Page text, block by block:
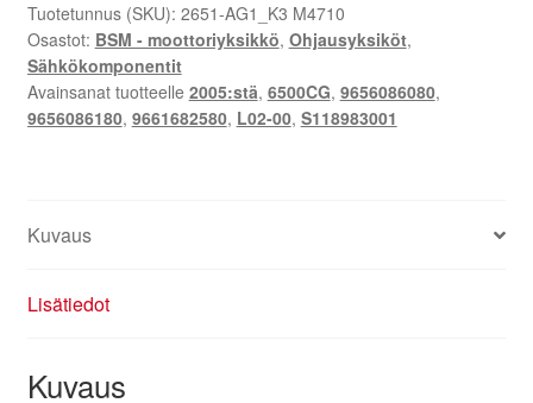
Tuotetunnus (SKU): 2651-AG1_K3 M4710
Osastot: BSM - moottoriyksikkö, Ohjausyksiköt,
Sähkökomponentit
Avainsanat tuotteelle 2005:stä, 6500CG, 9656086080,
9656086180, 9661682580, L02-00, S118983001
Kuvaus
Lisätiedot
Kuvaus